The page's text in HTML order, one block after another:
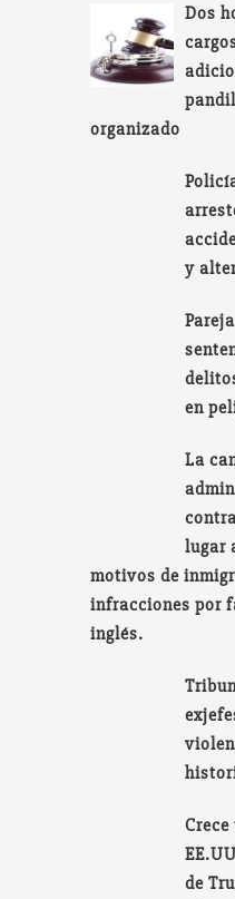
Dos
organizado
y
en
La
lugar
motivos de
infracciones por
inglés.
de